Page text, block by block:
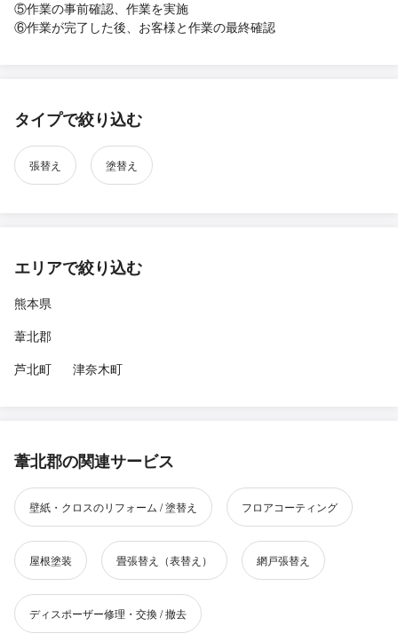
⑤作業の事前確認、作業を実施
⑥作業が完了した後、お客様と作業の最終確認
タイプで絞り込む
張替え 塗替え
エリアで絞り込む
熊本県
葦北郡
芦北町
津奈木町
葦北郡の関連サービス
壁紙・クロスのリフォーム / 塗替え フロアコーティング
屋根塗装 畳張替え（表替え） 網戸張替え
ディスポーザー修理・交換 / 撤去